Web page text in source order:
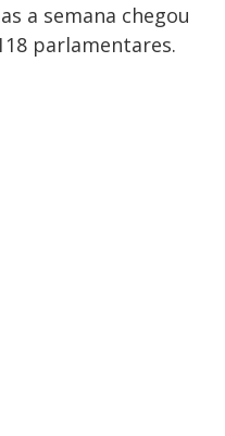
a semana chegou
parlamentares.